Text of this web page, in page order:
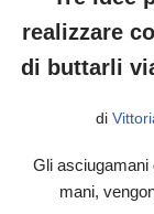
realizzare
di buttarli
di
Gli asciugamani
mani,